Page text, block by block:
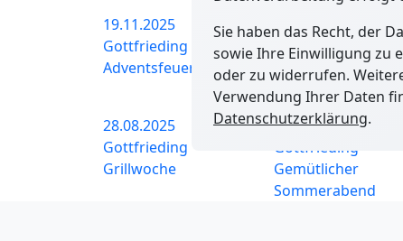
19.11.2025
Gottfrieding
Adventsfeuer
17.11.2025
Gottfrieding
Dingolfing
28.08.2025
Gottfrieding
Grillwoche
12.08.2025
Gottfrieding
Gemütlicher
Sommerabend
Sie haben das Recht, der
sowie Ihre Einwilligung zu
oder zu widerrufen.
Verwendung Ihrer Daten
Datenschutzerklärung.